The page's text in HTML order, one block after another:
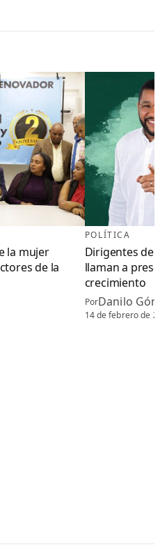
la mujer
de la
POLÍTICA
Dirigentes de
llaman a
crecimiento
PorDanilo
14 de febrero de